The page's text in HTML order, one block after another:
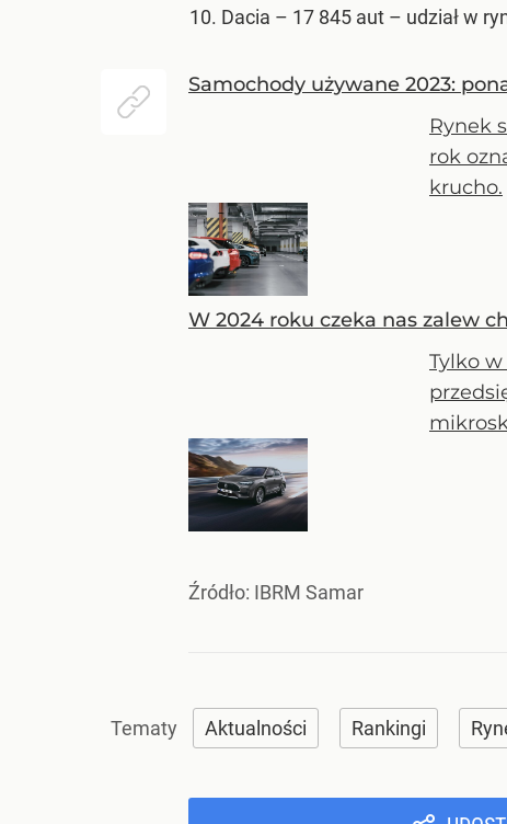
Dacia – 17 845 aut – udział w
Samochody używane 2023:
Rynek
rok
krucho.
W 2024 roku czeka nas zalew
Tylko
Źródło: IBRM Samar
Aktualności Rankingi